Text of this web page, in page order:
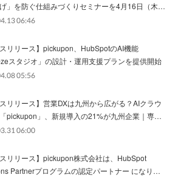
げ」を防ぐ仕組みづくりセミナーを4月16日（木…
06:46
スリリース】pickupon、HubSpotのAI機能
スタジオ」の設計・運用支援プランを提供開始
05:56
スリリース】営業DXは九州から広がる？AIクラウ
「pickupon」、新規導入の21%が九州企業｜専…
06:00
スリリース】pickupon株式会社は、HubSpot
Partnerプログラムの認定パートナー になり…